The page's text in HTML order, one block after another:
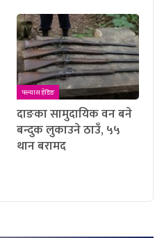
फ्ल्यास हेडिङ
दाङका सामुदायिक वन बने
बन्दुक लुकाउने ठाउँ, ५५
थान बरामद